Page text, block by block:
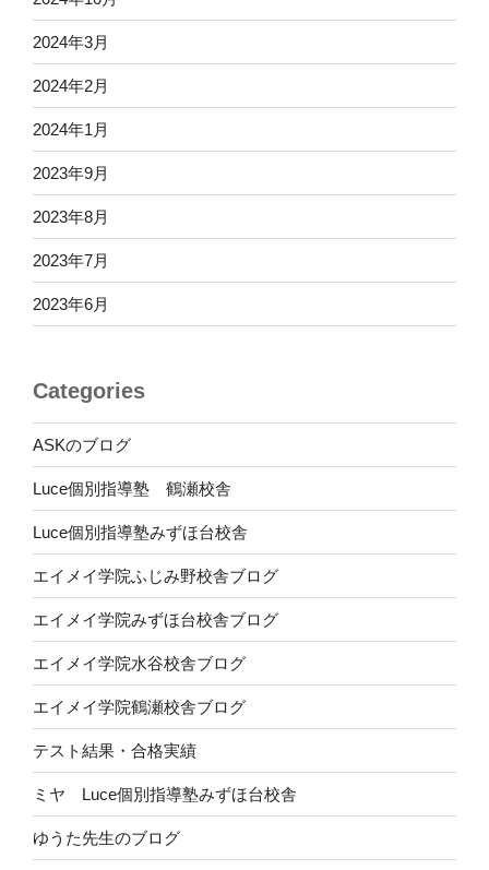
2024年3月
2024年2月
2024年1月
2023年9月
2023年8月
2023年7月
2023年6月
Categories
ASKのブログ
Luce個別指導塾 鶴瀬校舎
Luce個別指導塾みずほ台校舎
エイメイ学院ふじみ野校舎ブログ
エイメイ学院みずほ台校舎ブログ
エイメイ学院水谷校舎ブログ
エイメイ学院鶴瀬校舎ブログ
テスト結果・合格実績
ミヤ Luce個別指導塾みずほ台校舎
ゆうた先生のブログ